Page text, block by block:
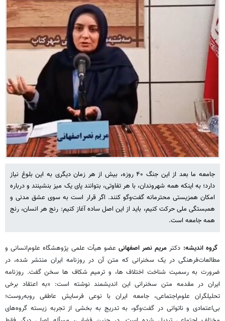
جامعه ما بعد از این جنگ ۴۰ روزه، بیش از هر زمان دیگری به این بلوغ نیاز
دارد؛ به اینکه همه شهروندان، با هر تفاوتی، بتوانند پای یک میز بنشینند و درباره
امکان همزیستی محترمانه گفت‌وگو کنند. اگر قرار است به سوی عشق مدنی و
همبستگی ملی حرکت کنیم، باید از این اصل ساده آغاز کنیم: رنج هر انسان، رنج
همه جامعه است.
گروه اندیشه: دکتر مریم نصر اصفهانی عضو هیأت علمی پژوهشگاه علوم‌انسانی و
مطالعات‌فرهنگی در یک سخنرانی که متن آن در روزنامه ایران منتشر شده، در
ضرورت به رسمیت شناخت اختلاف ها، و ترمیم شکاف ها سخن گفت. روزنامه
ایران در مقدمه متن سخنرانی این اندیشمند نوشته است: «به اعتقاد برخی
تحلیلگران علوم‌اجتماعی، جامعه ایران با نوعی فرسایش عاطفی روبه‌روست؛
بی‌اعتمادی و ناتوانی در گفت‌وگو، به تدریج به بخشی از تجربه زیسته گروه‌های